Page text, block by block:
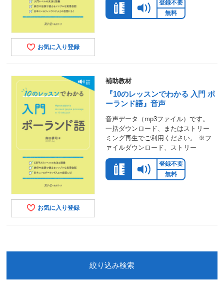
お気に入り登録
登録不要
無料
お気に入り登録
補助教材
『10のレッスンでわかる 入門 ポ
ーランド語』音声
音声データ（mp3ファイル）です。
一括ダウンロード、またはストリー
ミング再生でご利用ください。 ※フ
ァイルダウンロード、ストリー
登録不要
無料
絞り込み検索